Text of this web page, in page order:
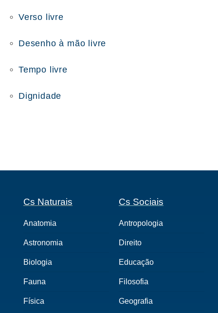
Verso livre
Desenho à mão livre
Tempo livre
Dignidade
Cs Naturais
Anatomia
Astronomia
Biologia
Fauna
Física
Cs Sociais
Antropologia
Direito
Educação
Filosofia
Geografia